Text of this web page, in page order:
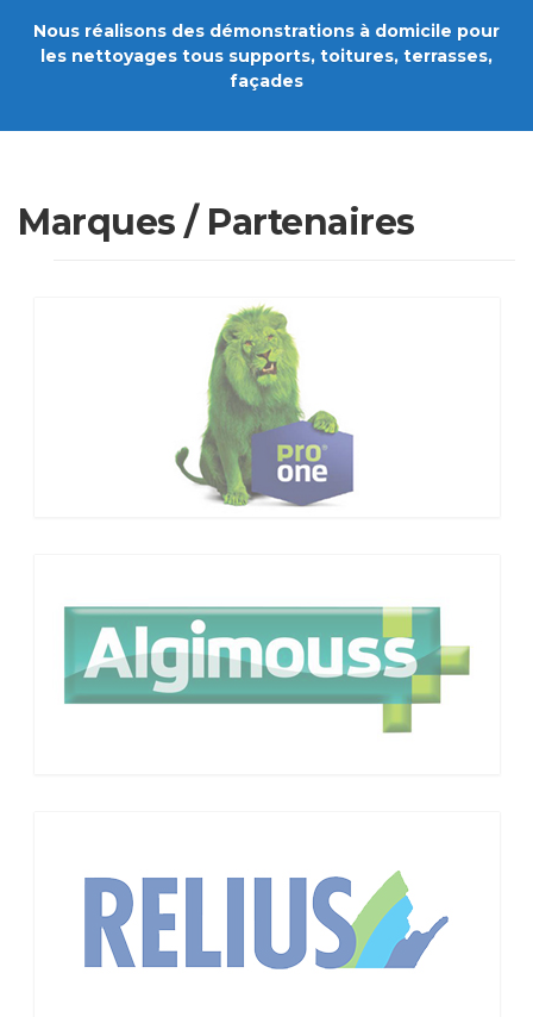
Nous réalisons des démonstrations à domicile pour
les nettoyages tous supports, toitures, terrasses,
façades
Marques / Partenaires